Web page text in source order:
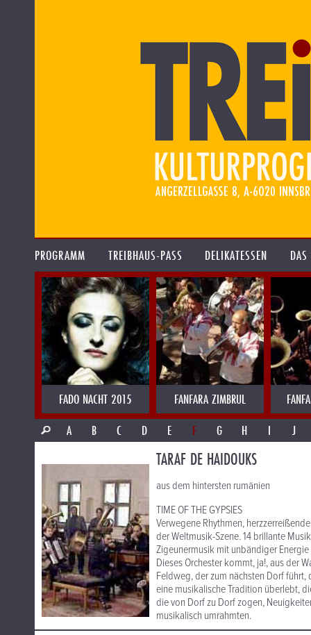
PROGRAMM TREIBHAUS-PASS DELIKATESSEN
FADO NACHT 2015 FANFARA ZIMBRUL
A
B C D E F G H I J
TARAF DE HAIDOUKS
aus dem hintersten rumänien
TIME OF THE GYPSIES
Verwegene Rhythmen,
der Weltmusik-Szene. 14 brillante
Zigeunermusik mit unbändiger
Dieses Orchester kommt, ja!, aus der
Feldweg, der zum nächsten Dorf
eine musikalische Tradition überlebt,
die von Dorf zu Dorf zogen,
musikalisch umrahmten.